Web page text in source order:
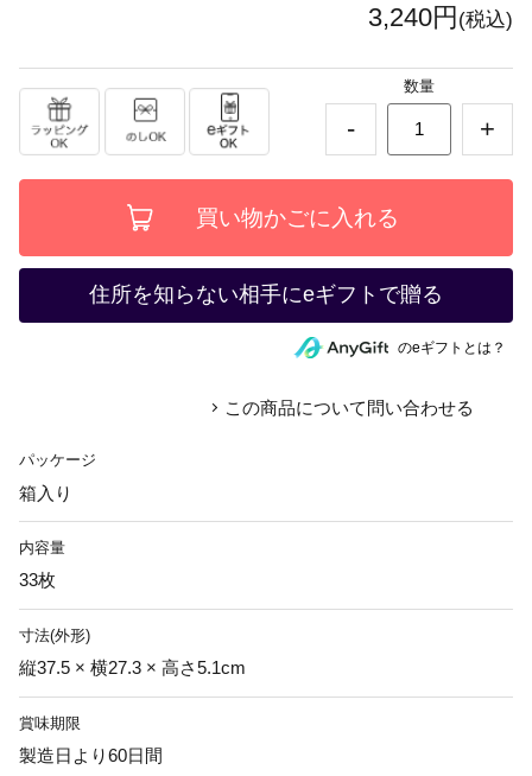
3,240円 (税込)
-
数量
+
住所を知らない相手にeギフトで贈る
のeギフトとは？
この商品について問い合わせる
パッケージ
箱入り
内容量
33枚
寸法(外形)
縦37.5 × 横27.3 × 高さ5.1cm
賞味期限
製造日より60日間